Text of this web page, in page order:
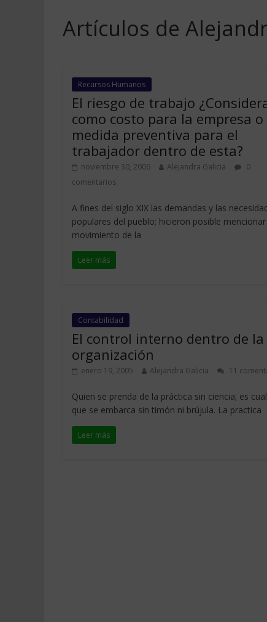
Artículos de
Recursos Humanos
El riesgo de trabajo
como costo para la empresa o
medida preventiva para el
trabajador dentro de esta?
noviembre 30, 2006 Alejandra Galicia
0
comentarios
A fines del siglo XIX las demandas y las
populares del pueblo; hicieron posible mencionar
movimiento de la
Leer más
Contabilidad
El control interno dentro de la
organización
enero 19, 2005 Alejandra Galicia 11
Quien se prenda de la práctica sin ciencia; es
que se embarca sin timón ni brújula. La practica
Leer más